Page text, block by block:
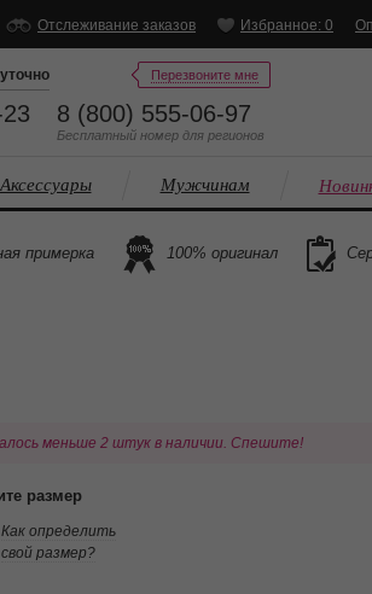
Отслеживание заказов Избранное: 0
8 (800) 555-06-97
Бесплатный номер для регионов
Перезвоните мне
Аксессуары Мужчинам
примерка 100% оригинал
меньше 2 штук в наличии. Спешите!
размер
Как определить
свой размер?